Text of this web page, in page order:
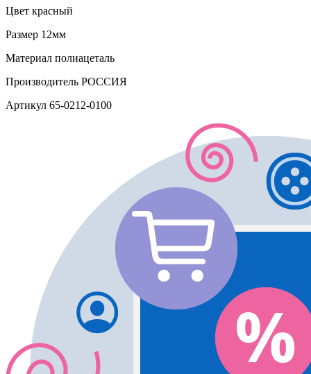
Цвет красный
Размер 12мм
Материал полиацеталь
Производитель РОССИЯ
Артикул 65-0212-0100